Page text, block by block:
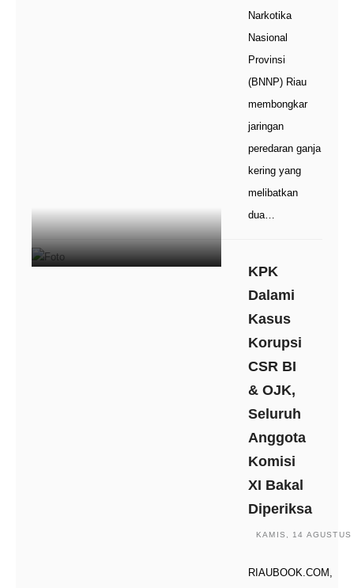
Narkotika
Nasional
Provinsi
(BNNP) Riau
membongkar
jaringan
peredaran ganja
kering yang
melibatkan
dua…
KPK
Dalami
Kasus
Korupsi
CSR BI
& OJK,
Seluruh
Anggota
Komisi
XI Bakal
Diperiksa
KAMIS, 14
RIAUBOOK.COM,